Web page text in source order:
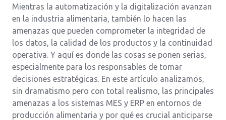
Mientras la automatización y la digitalización avanzan
en la industria alimentaria, también lo hacen las
amenazas que pueden comprometer la integridad de
los datos, la calidad de los productos y la continuidad
operativa. Y aquí es donde las cosas se ponen serias,
especialmente para los responsables de tomar
decisiones estratégicas. En este artículo analizamos,
sin dramatismo pero con total realismo, las principales
amenazas a los sistemas MES y ERP en entornos de
producción alimentaria y por qué es crucial anticiparse